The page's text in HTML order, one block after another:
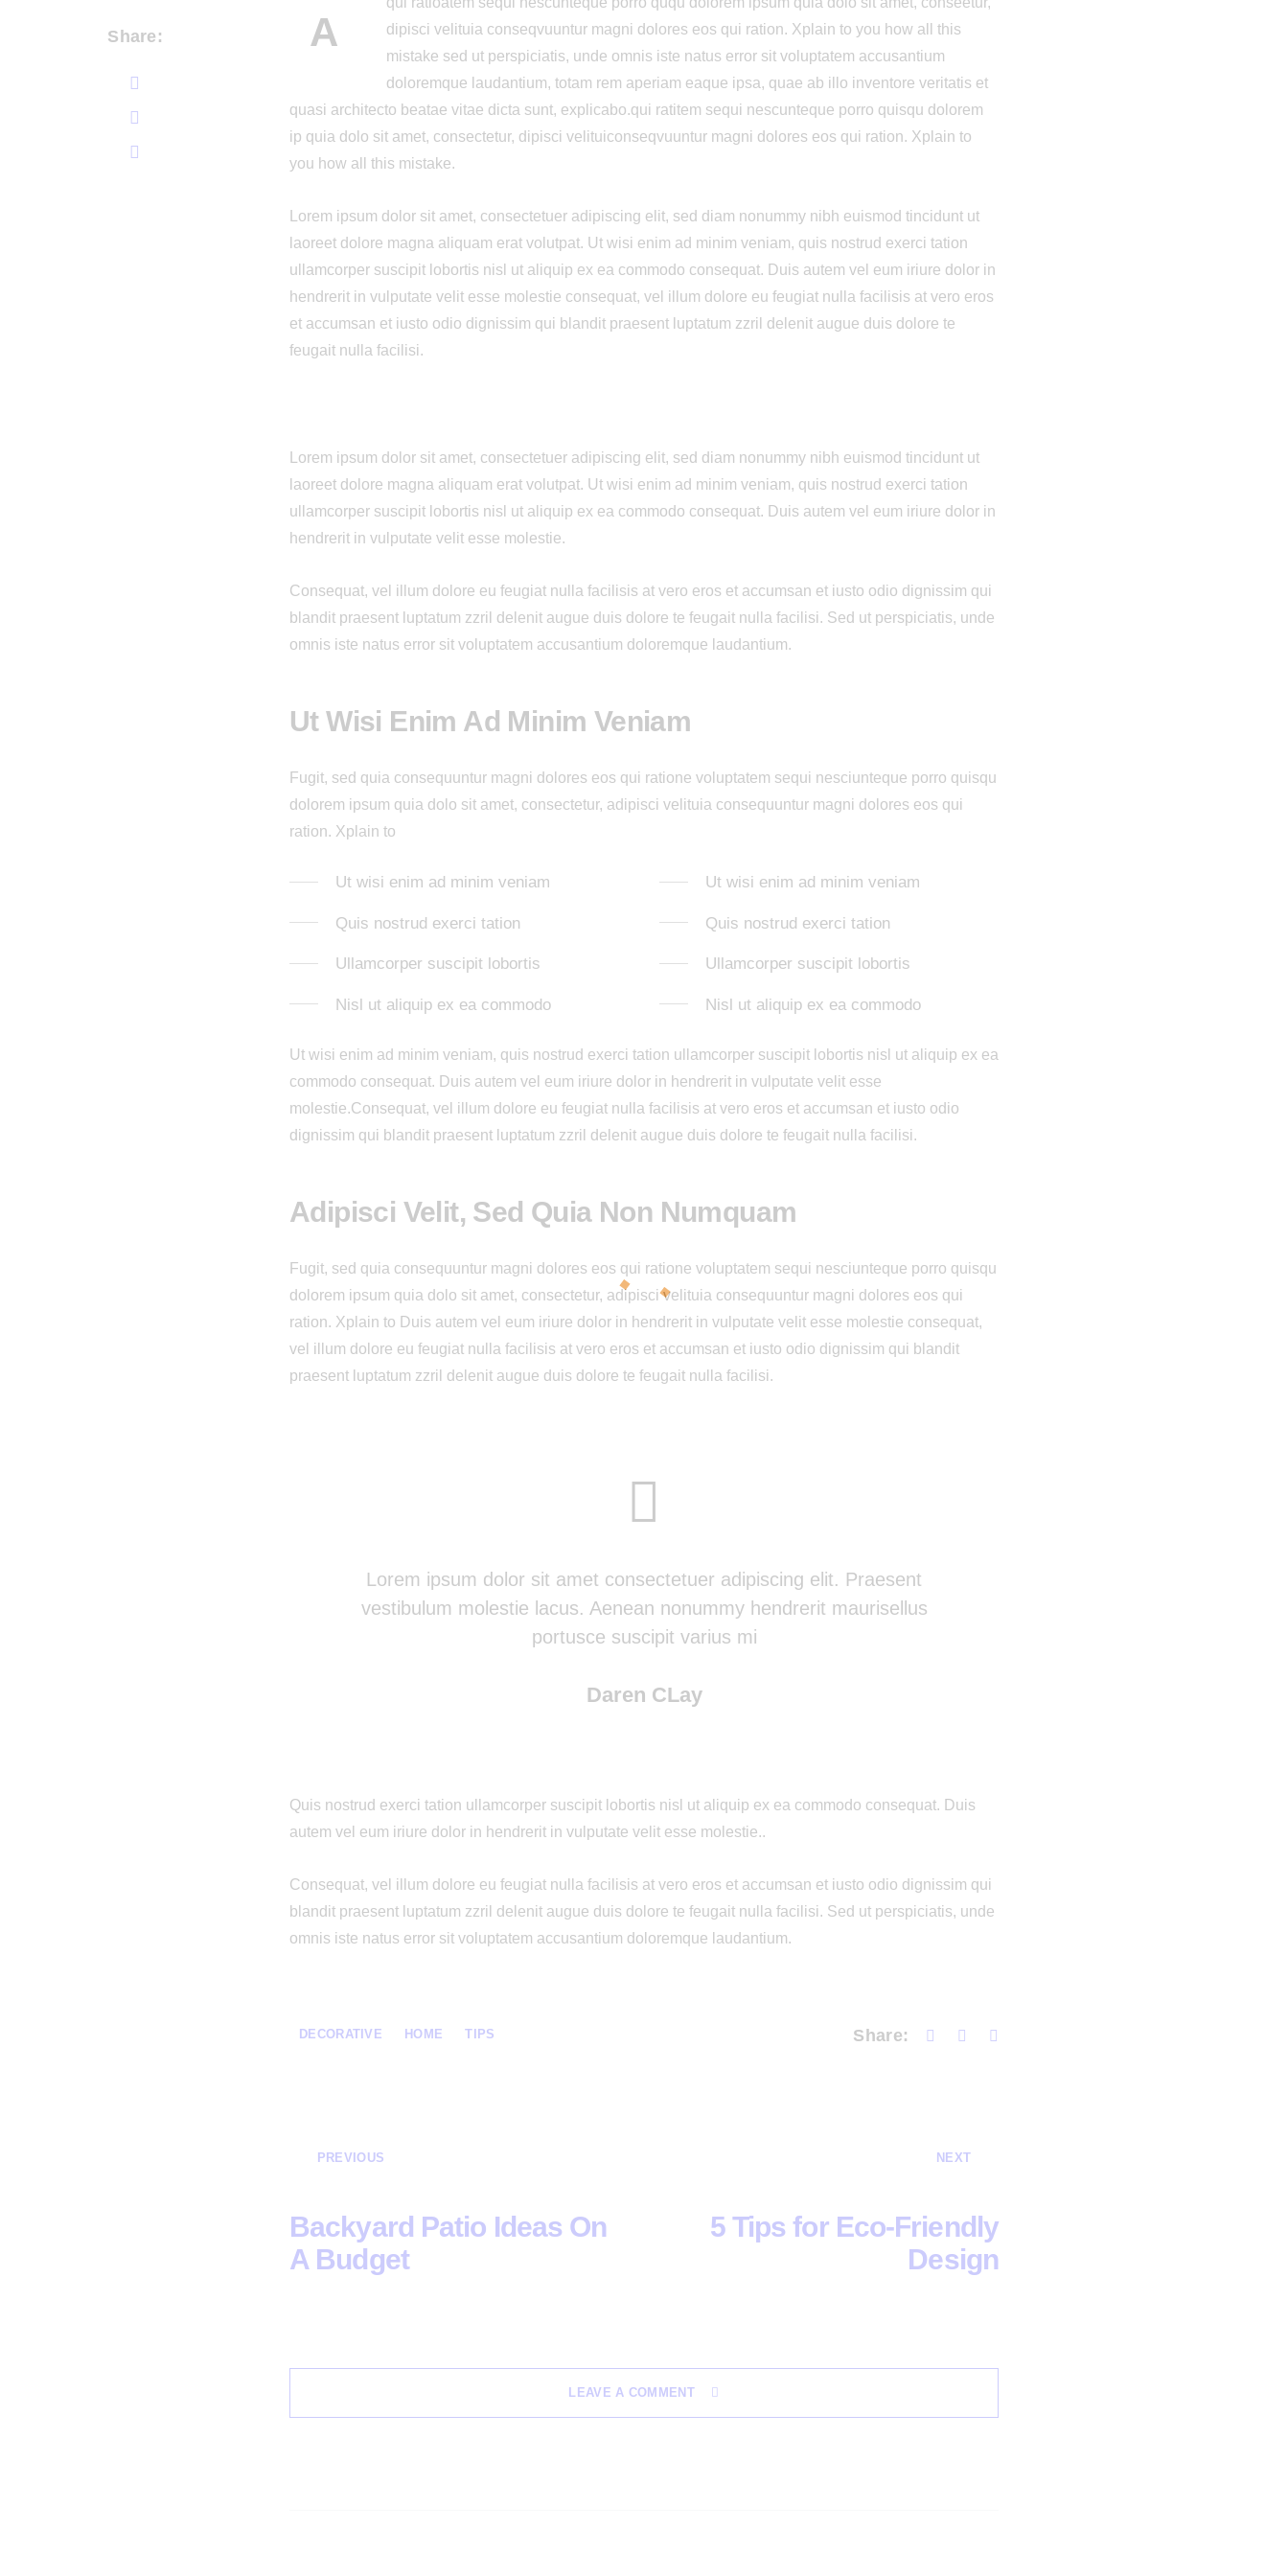
Share: A
dipisci velituia conseqvuuntur magni dolores eos qui ration. Xplain to you how all this
mistake sed ut perspiciatis, unde omnis iste natus error sit voluptatem accusantium
doloremque laudantium, totam rem aperiam eaque ipsa, quae ab illo inventore veritatis et
quasi architecto beatae vitae dicta sunt, explicabo.qui ratitem sequi nescunteque porro quisqu dolorem
ip quia dolo sit amet, consectetur, dipisci velituiconseqvuuntur magni dolores eos qui ration. Xplain to
you how all this mistake.
Lorem ipsum dolor sit amet, consectetuer adipiscing elit, sed diam nonummy nibh euismod tincidunt ut
laoreet dolore magna aliquam erat volutpat. Ut wisi enim ad minim veniam, quis nostrud exerci tation
ullamcorper suscipit lobortis nisl ut aliquip ex ea commodo consequat. Duis autem vel eum iriure dolor in
hendrerit in vulputate velit esse molestie consequat, vel illum dolore eu feugiat nulla facilisis at vero eros
et accumsan et iusto odio dignissim qui blandit praesent luptatum zzril delenit augue duis dolore te
feugait nulla facilisi.
Lorem ipsum dolor sit amet, consectetuer adipiscing elit, sed diam nonummy nibh euismod tincidunt ut
laoreet dolore magna aliquam erat volutpat. Ut wisi enim ad minim veniam, quis nostrud exerci tation
ullamcorper suscipit lobortis nisl ut aliquip ex ea commodo consequat. Duis autem vel eum iriure dolor in
hendrerit in vulputate velit esse molestie.
Сonsequat, vel illum dolore eu feugiat nulla facilisis at vero eros et accumsan et iusto odio dignissim qui
blandit praesent luptatum zzril delenit augue duis dolore te feugait nulla facilisi. Sed ut perspiciatis, unde
omnis iste natus error sit voluptatem accusantium doloremque laudantium.
Ut Wisi Enim Ad Minim Veniam
Fugit, sed quia consequuntur magni dolores eos qui ratione voluptatem sequi nesciunteque porro quisqu
dolorem ipsum quia dolo sit amet, consectetur, adipisci velituia consequuntur magni dolores eos qui
ration. Xplain to
Ut wisi enim ad minim veniam
Quis nostrud exerci tation
Ullamcorper suscipit lobortis
Nisl ut aliquip ex ea commodo
Ut wisi enim ad minim veniam
Quis nostrud exerci tation
Ullamcorper suscipit lobortis
Nisl ut aliquip ex ea commodo
Ut wisi enim ad minim veniam, quis nostrud exerci tation ullamcorper suscipit lobortis nisl ut aliquip ex ea
commodo consequat. Duis autem vel eum iriure dolor in hendrerit in vulputate velit esse
molestie.Сonsequat, vel illum dolore eu feugiat nulla facilisis at vero eros et accumsan et iusto odio
dignissim qui blandit praesent luptatum zzril delenit augue duis dolore te feugait nulla facilisi.
Adipisci Velit, Sed Quia Non Numquam
Fugit, sed quia consequuntur magni dolores eos qui ratione voluptatem sequi nesciunteque porro quisqu
dolorem ipsum quia dolo sit amet, consectetur, adipisci velituia consequuntur magni dolores eos qui
ration. Xplain to Duis autem vel eum iriure dolor in hendrerit in vulputate velit esse molestie consequat,
vel illum dolore eu feugiat nulla facilisis at vero eros et accumsan et iusto odio dignissim qui blandit
praesent luptatum zzril delenit augue duis dolore te feugait nulla facilisi.
Lorem ipsum dolor sit amet consectetuer adipiscing elit. Praesent
vestibulum molestie lacus. Aenean nonummy hendrerit maurisellus
portusce suscipit varius mi
Daren CLay
Quis nostrud exerci tation ullamcorper suscipit lobortis nisl ut aliquip ex ea commodo consequat. Duis
autem vel eum iriure dolor in hendrerit in vulputate velit esse molestie..
Сonsequat, vel illum dolore eu feugiat nulla facilisis at vero eros et accumsan et iusto odio dignissim qui
blandit praesent luptatum zzril delenit augue duis dolore te feugait nulla facilisi. Sed ut perspiciatis, unde
omnis iste natus error sit voluptatem accusantium doloremque laudantium.
DECORATIVE HOME TIPS Share:
PREVIOUS
Backyard Patio Ideas On
A Budget
NEXT
5 Tips for Eco-Friendly
Design
LEAVE A COMMENT